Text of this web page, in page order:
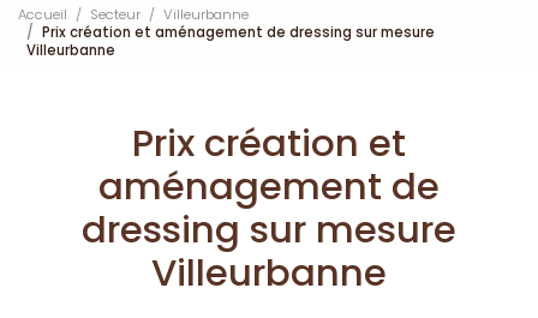
Accueil Secteur
Villeurbanne
Prix création et aménagement de dressing sur mesure
Villeurbanne
Prix création et
aménagement de
dressing sur mesure
Villeurbanne